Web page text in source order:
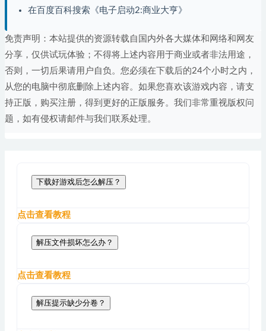
在百度百科搜索《电子启动2:商业大亨》
免责声明：本站提供的资源转载自国内外各大媒体和网络和网友
分享，仅供试玩体验；不得将上述内容用于商业或者非法用途，
否则，一切后果请用户自负。您必须在下载后的24个小时之内，
从您的电脑中彻底删除上述内容。如果您喜欢该游戏内容，请支
持正版，购买注册，得到更好的正版服务。我们非常重视版权问
题，如有侵权请邮件与我们联系处理。
下载好游戏后怎么解压？
点击查看教程
解压文件损坏怎么办？
点击查看教程
解压提示缺少分卷？